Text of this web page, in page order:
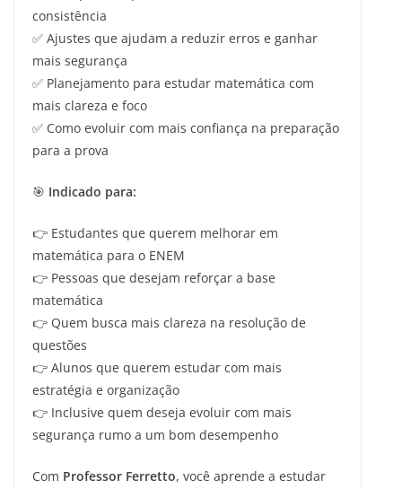
consistência
✅ Ajustes que ajudam a reduzir erros e ganhar
mais segurança
✅ Planejamento para estudar matemática com
mais clareza e foco
✅ Como evoluir com mais confiança na preparação
para a prova
🎯 Indicado para:
👉 Estudantes que querem melhorar em
matemática para o ENEM
👉 Pessoas que desejam reforçar a base
matemática
👉 Quem busca mais clareza na resolução de
questões
👉 Alunos que querem estudar com mais
estratégia e organização
👉 Inclusive quem deseja evoluir com mais
segurança rumo a um bom desempenho
Com Professor Ferretto, você aprende a estudar